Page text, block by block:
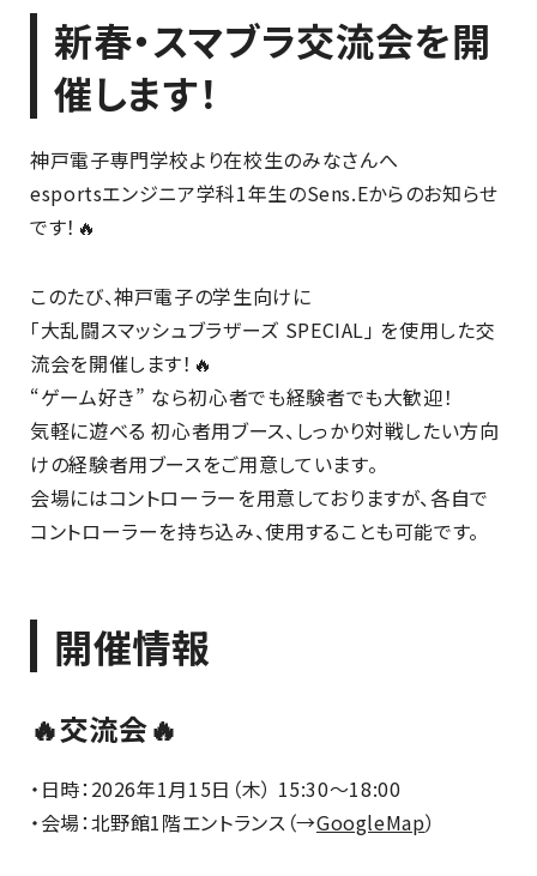
資料請求は
こちら
新春・スマブラ交流会を開
催します！
神戸電子専門学校より在校生のみなさんへ
esportsエンジニア学科1年生のSens.Eからのお知らせ
です！🔥
このたび、神戸電子の学生向けに
「大乱闘スマッシュブラザーズ SPECIAL」 を使用した交
流会を開催します！🔥
“ゲーム好き” なら初心者でも経験者でも大歓迎！
気軽に遊べる 初心者用ブース、しっかり対戦したい方向
けの経験者用ブースをご用意しています。
会場にはコントローラーを用意しておりますが、各自で
コントローラーを持ち込み、使用することも可能です。
開催情報
🔥交流会🔥
・日時：2026年1月15日（木） 15:30〜18:00
・会場：北野館1階エントランス（→GoogleMap）